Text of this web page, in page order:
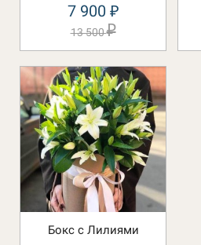
7 900 ₽
13 500₽
Бокс с Лилиями